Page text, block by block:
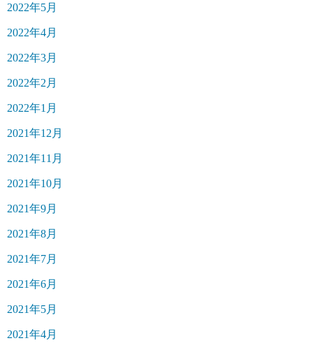
2022年5月
2022年4月
2022年3月
2022年2月
2022年1月
2021年12月
2021年11月
2021年10月
2021年9月
2021年8月
2021年7月
2021年6月
2021年5月
2021年4月